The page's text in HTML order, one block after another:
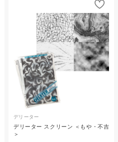
デリーター
デリーター スクリーン ＜もや・不吉
＞